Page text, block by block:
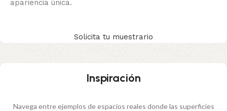
apariencia única.
Solicita tu muestrario
Inspiración
Navega entre ejemplos de espacios reales donde las superficies